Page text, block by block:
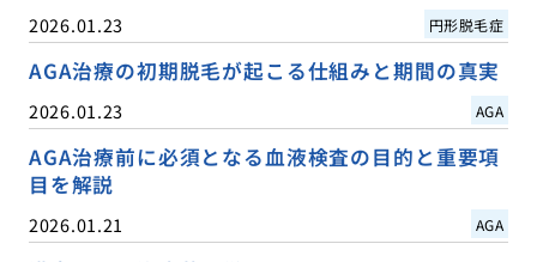
2026.01.23 円形脱毛症
AGA治療の初期脱毛が起こる仕組みと期間の真実
2026.01.23 AGA
AGA治療前に必須となる血液検査の目的と重要項
目を解説
2026.01.21 AGA